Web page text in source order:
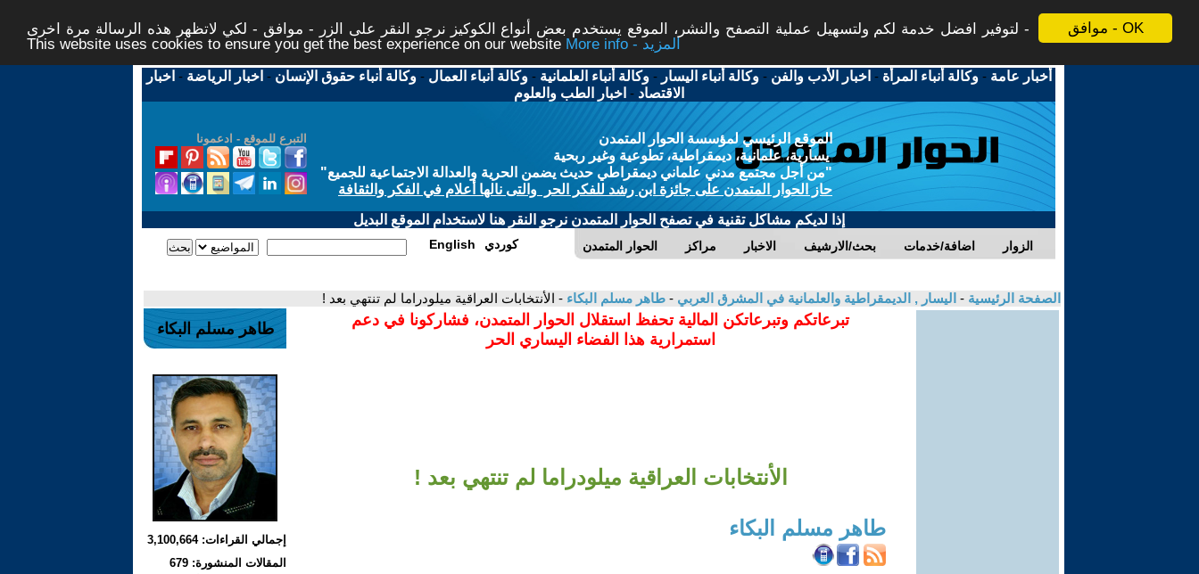
موافق - OK
لتوفير افضل خدمة لكم ولتسهيل عملية التصفح والنشر، الموقع يستخدم بعض أنواع الكوكيز نرجو النقر على الزر - موافق - لكي لاتظهر هذه الرسالة مرة اخرى -
This website uses cookies to ensure you get the best experience on our website
More info - المزيد
أخبار عامة -وكالة أنباء المرأة - اخبار الأدب والفن -وكالة أنباء اليسار -وكالة أنباء العلمانية -وكالة أنباء العمال -وكالة أنباء حقوق الإنسان - اخبار الرياضة - اخبار
الاقتصاد - اخبار الطب والعلوم
التبرع للموقع - ادعمونا
الموقع الرئيسي لمؤسسة الحوار المتمدن
يسارية، علمانية، ديمقراطية، تطوعية وغير ربحية
"من أجل مجتمع مدني علماني ديمقراطي حديث يضمن الحرية والعدالة الاجتماعية للجميع"
حاز الحوار المتمدن على جائزة ابن رشد للفكر الحر والتى نالها أعلام في الفكر والثقافة
إذا لديكم مشاكل تقنية في تصفح الحوار المتمدن نرجو النقر هنا لاستخدام الموقع البديل
الحوار المتمدن مراكز الاخبار بحث/الارشيف اضافة/خدمات الزوار English كوردي
الصفحة الرئيسية - اليسار , الديمقراطية والعلمانية في المشرق العربي - طاهر مسلم البكاء - الأنتخابات العراقية ميلودراما لم تنتهي بعد !
تبرعاتكم وتبرعاتكن المالية تحفظ استقلال الحوار المتمدن، فشاركونا في دعم
استمرارية هذا الفضاء اليساري الحر
الأنتخابات العراقية ميلودراما لم تنتهي بعد !
طاهر مسلم البكاء
طاهر مسلم البكاء
إجمالي القراءات: 3,100,664
المقالات المنشورة: 679